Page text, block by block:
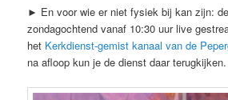
► En voor wie er niet fysiek bij kan zijn:
zondagochtend vanaf 10:30 uur live
het Kerkdienst-gemist kanaal van de
na afloop kun je de dienst daar terugkijken.